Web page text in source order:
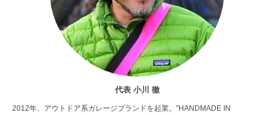
代表 小川 徹
2012年、アウトドア系ガレージブランドを起業。"HANDMADE IN